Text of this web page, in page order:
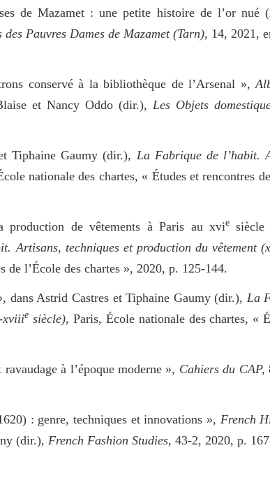
de Mazamet : une petite histoire de l’or nué
des Pauvres Dames de Mazamet (Tarn), 14, 2021,
conservé à la bibliothèque de l’Arsenal »,
et Nancy Oddo (dir.), Les Objets
Tiphaine Gaumy (dir.), La Fabrique de l’habit.
nationale des chartes, « Études et rencontres
production de vêtements à Paris au xvie siècle
Artisans, techniques et production du vêtement
de l’École des chartes », 2020, p. 125-144.
dans Astrid Castres et Tiphaine Gaumy (dir.), La
xviiiesiècle), Paris, École nationale des chartes, «
à l’époque moderne », Cahiers du CAP,
: genre, techniques et innovations », French
(dir.), French Fashion Studies, 43-2, 2020, p.